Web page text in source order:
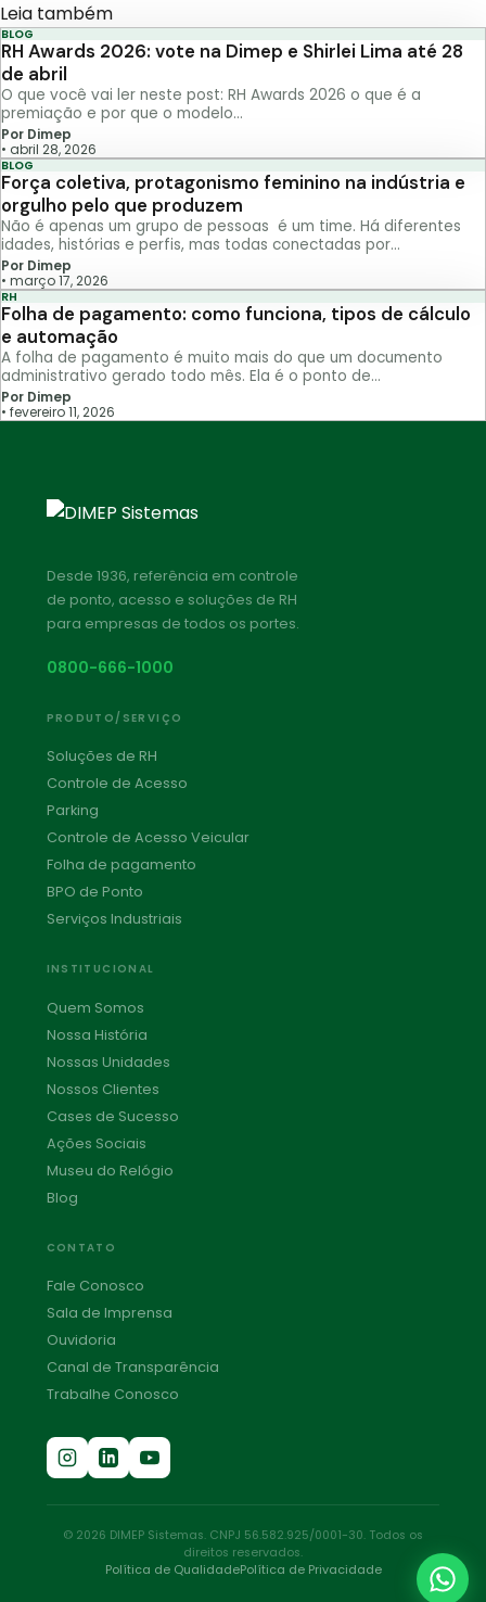
Leia também
BLOG
RH Awards 2026: vote na Dimep e Shirlei Lima até 28
de abril
O que você vai ler neste post: RH Awards 2026 o que é a
premiação e por que o modelo…
Por Dimep
• abril 28, 2026
BLOG
Força coletiva, protagonismo feminino na indústria e
orgulho pelo que produzem
Não é apenas um grupo de pessoas é um time. Há diferentes
idades, histórias e perfis, mas todas conectadas por…
Por Dimep
• março 17, 2026
RH
Folha de pagamento: como funciona, tipos de cálculo
e automação
A folha de pagamento é muito mais do que um documento
administrativo gerado todo mês. Ela é o ponto de…
Por Dimep
• fevereiro 11, 2026
Desde 1936, referência em controle
de ponto, acesso e soluções de RH
para empresas de todos os portes.
0800-666-1000
PRODUTO/SERVIÇO
Soluções de RH
Controle de Acesso
Parking
Controle de Acesso Veicular
Folha de pagamento
BPO de Ponto
Serviços Industriais
INSTITUCIONAL
Quem Somos
Nossa História
Nossas Unidades
Nossos Clientes
Cases de Sucesso
Ações Sociais
Museu do Relógio
Blog
CONTATO
Fale Conosco
Sala de Imprensa
Ouvidoria
Canal de Transparência
Trabalhe Conosco
© 2026 DIMEP Sistemas. CNPJ 56.582.925/0001-30. Todos os
direitos reservados.
Política de QualidadePolítica de Privacidade